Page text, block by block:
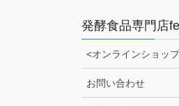
発酵食品専門店
<オンラインショッ
お問い合わせ